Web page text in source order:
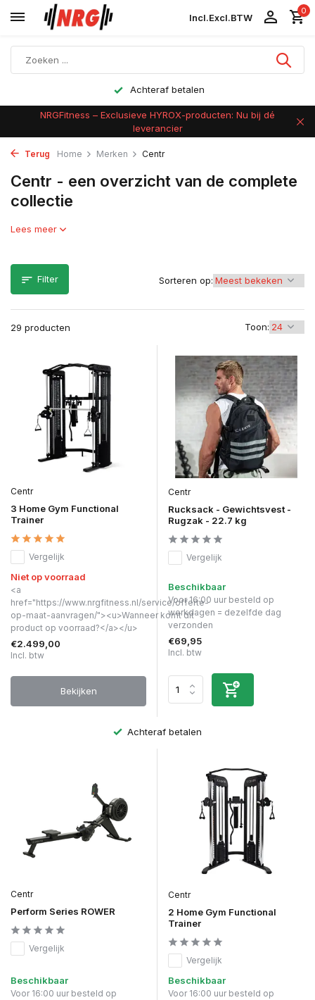
Incl.Excl.BTW
0
Achteraf betalen
NRGFitness – Exclusieve HYROX-producten: Nu bij dé
leverancier
Terug Home Merken Centr
Centr - een overzicht van de complete
collectie
Lees meer
Filter
29 producten Toon:
Sorteren op:
Centr
3 Home Gym Functional
Trainer
Vergelijk
Niet op voorraad
<a
href="https://www.nrgfitness.nl/service/offerte-
op-maat-aanvragen/"><u>Wanneer komt dit
product op voorraad?</a></u>
€2.499,00
Incl. btw
Bekijken
Centr
Rucksack - Gewichtsvest -
Rugzak - 22.7 kg
Vergelijk
Beschikbaar
Voor 16:00 uur besteld op
werkdagen = dezelfde dag
verzonden
€69,95
Incl. btw
Achteraf betalen
Centr
Perform Series ROWER
Vergelijk
Beschikbaar
Voor 16:00 uur besteld op
Centr
2 Home Gym Functional
Trainer
Vergelijk
Beschikbaar
Voor 16:00 uur besteld op